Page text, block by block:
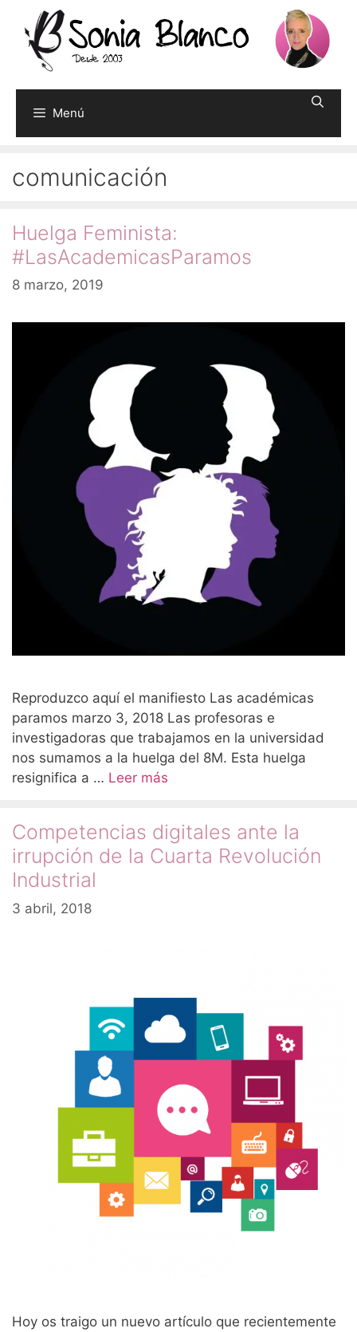
contenido
Menú
comunicación
Huelga Feminista:
#LasAcademicasParamos
8 marzo, 2019
Reproduzco aquí el manifiesto Las académicas
paramos marzo 3, 2018 Las profesoras e
investigadoras que trabajamos en la universidad
nos sumamos a la huelga del 8M. Esta huelga
resignifica a … Leer más
Competencias digitales ante la
irrupción de la Cuarta Revolución
Industrial
3 abril, 2018
Hoy os traigo un nuevo artículo que recientemente